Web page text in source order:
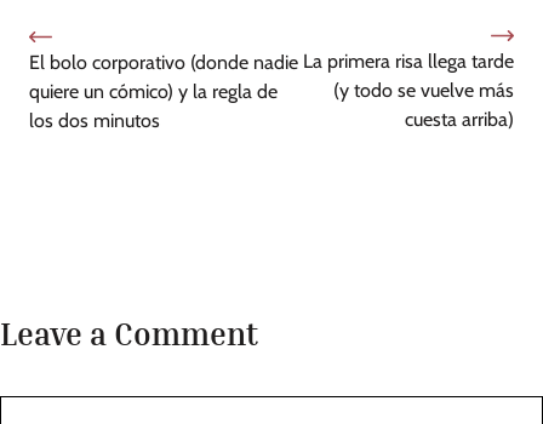
El bolo corporativo (donde nadie
quiere un cómico) y la regla de
los dos minutos
La primera risa llega tarde
(y todo se vuelve más
cuesta arriba)
Leave a Comment